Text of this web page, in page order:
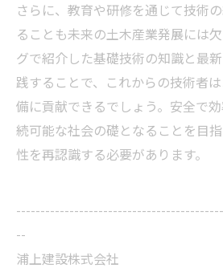
さらに、教育や研修を通じて技術
ることも未来の土木産業発展には
グで紹介した基礎技術の知識と最
践することで、これからの技術者
備に貢献できるでしょう。安全で
続可能な社会の礎となることを目
性を再認識する必要があります。
--
浦上建設株式会社